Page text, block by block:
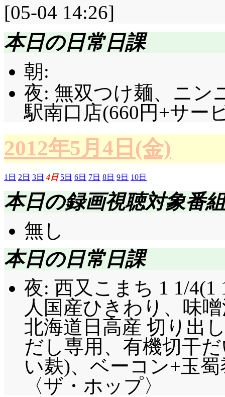
[05-04 14:26]
本日の日常日課
朝:
夜: 無双つけ麺、ニン
駅南口店(660円+サー
2012年5月4日(金)
1日 2日 3日 4日 5日 6日 7日 8日 9日 10日
本日の録画視聴対象番組
無し
本日の日常日課
夜: 西又こまち 1 1/
人国産ひきわり、味
北海道日高産 切り出
だし専用、有機切干
い麸)、ベーコン+玉
〈ザ・ホップ〉